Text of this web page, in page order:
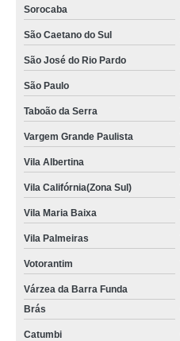
Sorocaba
São Caetano do Sul
São José do Rio Pardo
São Paulo
Taboão da Serra
Vargem Grande Paulista
Vila Albertina
Vila Califórnia(Zona Sul)
Vila Maria Baixa
Vila Palmeiras
Votorantim
Várzea da Barra Funda
Brás
Catumbi